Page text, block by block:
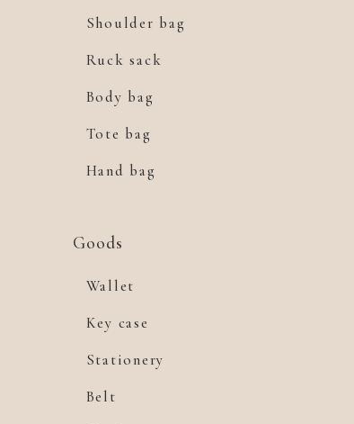
Shoulder bag
Ruck sack
Body bag
Tote bag
Hand bag
Goods
Wallet
Key case
Stationery
Belt